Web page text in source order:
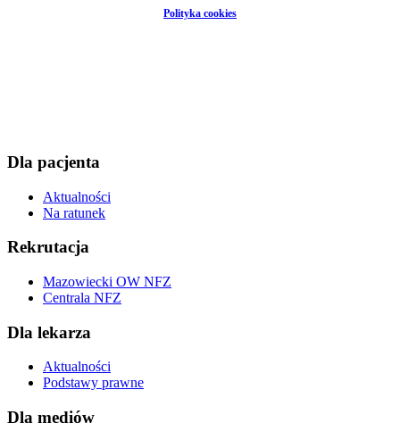
Polityka cookies
Dla pacjenta
Aktualności
Na ratunek
Rekrutacja
Mazowiecki OW NFZ
Centrala NFZ
Dla lekarza
Aktualności
Podstawy prawne
Dla mediów